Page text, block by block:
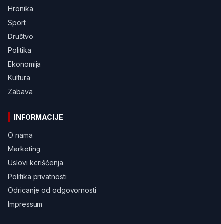
Hronika
Sport
Društvo
Politika
Ekonomija
Kultura
Zabava
INFORMACIJE
O nama
Marketing
Uslovi korišćenja
Politika privatnosti
Odricanje od odgovornosti
Impressum